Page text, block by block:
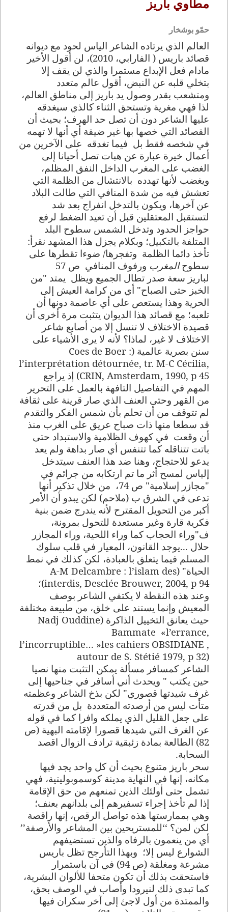
مطاوي باريز
حمّو بوشخار
العالم الذي يرتاده الشاعر الياس لحود مع ديوانه
قصائد باريس ( الفارابي، 2010
)، لن أقول الأخير
مادام فعل الإبداع مستمرا والذي لن يقف إلا
بتخلي قلبه عن النبض، أقول عالم متعدد
ومتشعب بقدر وصول يد باريز إلى مناطق العالم،
لذا فهي مغرية وتستحق الثناء كالذي سيغدقه
عليها الشاعر دون أن تصل حد الهرف؛ بحيث أن
القصائد التي خصها بها غير ضيقة أي أنها لا تهمه
في شخصه فقط بل فيما تغدقه على الآخرين من
أعمال خيرة عبارة عن هبات تصل أحيانا إلى
الغضب على المغرب الداخل النفق المظلم،
ويغضب لأنها تهدده بالانتشال من الظلمة التي
تعشش فيه من شدة المنافي التي طالت البلاد
عن آخرها، ويكون بالتدخل انفراج بعد شد
لتستقبل المعتقلين قبل أن تعيد الضغط لرفع
حواجز الحدود وتدخل الشمس سطوح البلد
المتلفة بالتكبيل؛ وبكلام يجزل هذا المشهد نقرأ:
تأخذ دائما الظلمة وتفجرها/ ضوءا تقطرها على
سطوحالمغرب ورفوف المنافي ص 57
لباريز سعة صدر تطال الجميع ويظل يمتد "من
الخبز حتى الصباح" أي من كرامة العيش إلى
الحرية وهذا يستعص على أي عاصمة دونها أن
تلعبه؛ مع قصائد هذا الديوان يتثبت مرة أخرى أن
قصيدة الاختلاف لا تنسل إلا من أصابع شاعر
الاختلاف لا غير، لماذا؟ لأنه لا يرى الأشياء على
سنن بصرية عالمية (Coes de Boer :
l’interprétation détournée, tr. M-C Cécilia,
CRIN, Amsterdam, 1990, p 45) إذ يراجع
المهم في التفاصيل التافهة بالعمل على التحرير
من القهر وحتى العنف الذي صار قرينة على ثقافة
لم تتوقف من أن تحلم بأن شمس الفكر والتقدم
قد سطعا منها ذات صباح عريق على الغرب منذ
أن وقعت في كهوف الظلامية والاستبداد حتى
باتت تتناقله كما تتنفس أي صار بداهة ولم يعد
يدعو للاحتجاج، وهنا ضد هذا العنف سيتدخل
إلياس لمسح أثر ما تم ارتكابه من جرائم في
"مجازر إسلامية" ص 74،
من خلال تذكير أنها
تدعى في الشرق ب (ملاحم) لكن يبدو أن الأمر
أكبر من التحويل المقترح لأنه يندرج ضمن بنية
فكرية قارة وغير مستعدة للتحول بمرونة،
ف"وراء الحجاب كما وراء اللحية، وراء المجازر
حلال ...يوجد القانون، المعيار في قلب سلوك
المسلم فيما يتعلق بالعبادة، لكن كذلك في نمط
الحياة" (A-M Delcambre : l’islam des
interdis, Desclée Brouwer, 2004, p 94)؛
وعند هذه النقطة لا يكتفي الشاعر بوصف
المعيش وإنما يستند على خلق، من طبيعة مختلفة
حيث يعانق التخييل الذاكرة (Nadj Ouddine
Bammate «l’errance,
l’incorruptible… »les cahiers OBSIDIANE ,
autour de S. Stétié 1979, p 32)
الشاعر كمسافر مسألة يمكن التثبت منها نصيا
حين يكتب " ويحدث أني أسافر في جناحيها إلى
غرف شيدتها قصوري" لكن بذخ الشاعر وعظمته
متأت ليس من أرصدته المتعددة بل من قدرته
على جعل القليل الذي يملكه وافرا كما في قوله
عن الغرف التي شيدها قصورا لإقامته البهية (ص
82) الطالعة بمادة زئبقية ترادف الزوال اقصد
السحابة.
سحر باريز متنوع بحيث أن كل واحد يجد فيها
مكانه، إنها في النهاية مدينة كوسموبوليتية، فهي
تشمل حتى أولئك الذين تمنعهم من حق الإقامة
إذا لم تأخذ إجراء تسفيرهم إلى بلدانهم بعنف؛
وهي بممارستها هذه تواصل الرقص، إنها راقصة
لكن لمن؟ ‘‘للمستريحين بين المشاعر والأرصفة’’
أي من ينعمون بالرفاه والذين تستضيفهم
الشوارع ليس إلا؛ وبهذا التأرجح تظل باريس
مشرعة ومغلقة (ص 94) في آن باستمرار
فاستحقت بذلك أن تكون متحفا للألوان البشرية،
كما تبدى ذلك لنيرودا وأصاب في الوصف بحق،
والممتدة من أول لاجئ إلى آخر سكران فيها